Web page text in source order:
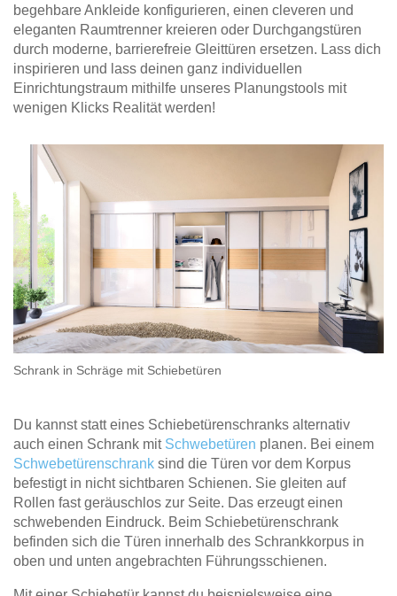
begehbare Ankleide konfigurieren, einen cleveren und
eleganten Raumtrenner kreieren oder Durchgangstüren
durch moderne, barrierefreie Gleittüren ersetzen. Lass dich
inspirieren und lass deinen ganz individuellen
Einrichtungstraum mithilfe unseres Planungstools mit
wenigen Klicks Realität werden!
Schrank in Schräge mit Schiebetüren
Du kannst statt eines Schiebetürenschranks alternativ
auch einen Schrank mit Schwebetüren planen. Bei einem
Schwebetürenschrank sind die Türen vor dem Korpus
befestigt in nicht sichtbaren Schienen. Sie gleiten auf
Rollen fast geräuschlos zur Seite. Das erzeugt einen
schwebenden Eindruck. Beim Schiebetürenschrank
befinden sich die Türen innerhalb des Schrankkorpus in
oben und unten angebrachten Führungsschienen.